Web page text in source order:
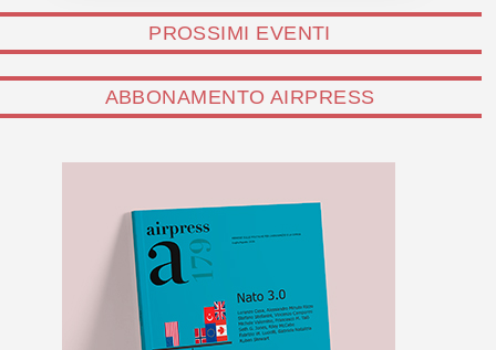
PROSSIMI EVENTI
ABBONAMENTO AIRPRESS